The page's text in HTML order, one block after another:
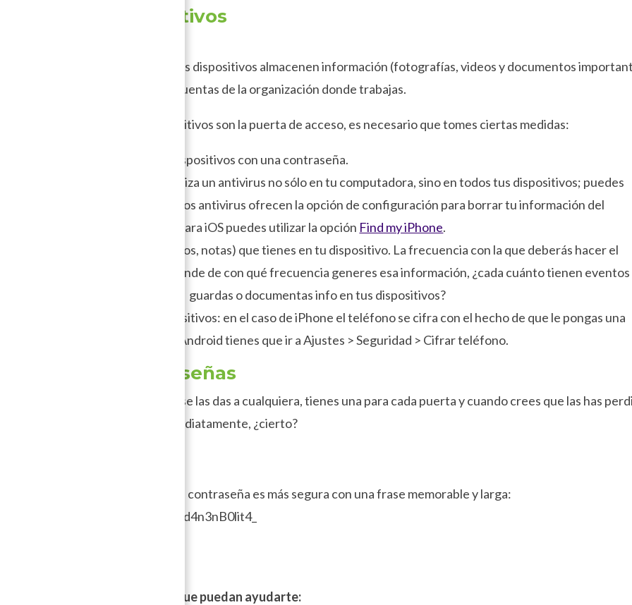
1. Dispositivos
Es común que tus dispositivos almacenen información (fotografías, videos y documentos
y accesos a las cuentas de la organización donde trabajas.
Como tus dispositivos son la puerta de acceso, es necesario que tomes ciertas medidas:
– Bloquea tus dispositivos con una contraseña.
– Instala y actualiza un antivirus no sólo en tu computadora, sino en todos tus dispositivos; puedes
. Algunos antivirus ofrecen la opción de configuración para borrar tu información del
dispositivo en . Para iOS puedes utilizar la opción Find my iPhone.
-(imágenes, videos, notas) que tienes en tu dispositivo. La frecuencia con la que deberás hacer el
dispositivo depende de con qué frecuencia generes esa información, ¿cada cuánto tienen eventos
la organización y guardas o documentas info en tus dispositivos?
– Cifra tus dispositivos: en el caso de iPhone el teléfono se cifra con el hecho de que le pongas una
contraseña, en Android tienes que ir a Ajustes > Seguridad > Cifrar teléfono.
2. Contraseñas
Piensa que . No se las das a cualquiera, tienes una para cada puerta y cuando crees que las has
las cambias inmediatamente, ¿cierto?
Por ejemplo, una contraseña es más segura con una frase memorable y larga:
L0sP4nd4s_Ru3d4n3nB0lit4_
Herramientas que puedan ayudarte: